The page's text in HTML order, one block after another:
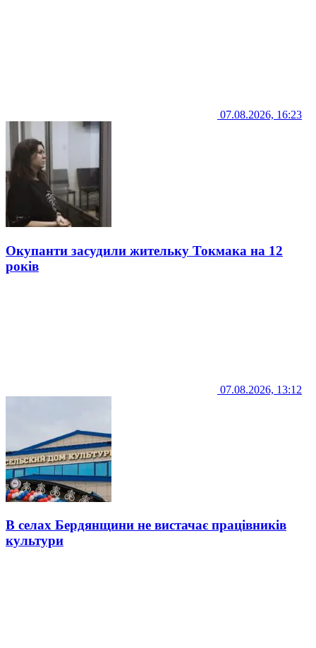
07.08.2026, 16:23
Окупанти засудили жительку Токмака на 12
років
07.08.2026, 13:12
В селах Бердянщини не вистачає працівників
культури